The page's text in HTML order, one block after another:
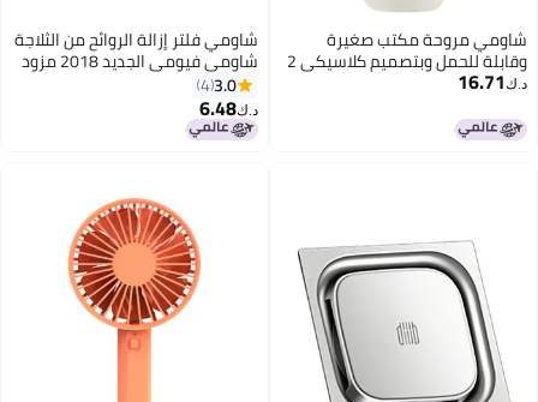
شاومي مروحة مكتب صغيرة
وقابلة للحمل وبتصميم كلاسيكي 2
د.ك‏16.71
شاومي فلتر إزالة الروائح من الثلاجة
شاومي فيومي الجديد 2018 مزود
بأعشاب نشطة، مع مرفق تنظيف
هواء الثلاجة، ومنظف تنظيف
الهواء الصغير، وفلتر هيبا للثلاجة
XXN-90 رمادي/أسود
3.0
4
د.ك‏6.48